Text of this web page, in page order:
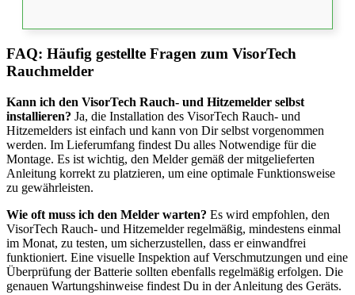
FAQ: Häufig gestellte Fragen zum VisorTech
Rauchmelder
Kann ich den VisorTech Rauch- und Hitzemelder selbst
installieren? Ja, die Installation des VisorTech Rauch- und
Hitzemelders ist einfach und kann von Dir selbst vorgenommen
werden. Im Lieferumfang findest Du alles Notwendige für die
Montage. Es ist wichtig, den Melder gemäß der mitgelieferten
Anleitung korrekt zu platzieren, um eine optimale Funktionsweise
zu gewährleisten.
Wie oft muss ich den Melder warten? Es wird empfohlen, den
VisorTech Rauch- und Hitzemelder regelmäßig, mindestens einmal
im Monat, zu testen, um sicherzustellen, dass er einwandfrei
funktioniert. Eine visuelle Inspektion auf Verschmutzungen und eine
Überprüfung der Batterie sollten ebenfalls regelmäßig erfolgen. Die
genauen Wartungshinweise findest Du in der Anleitung des Geräts.